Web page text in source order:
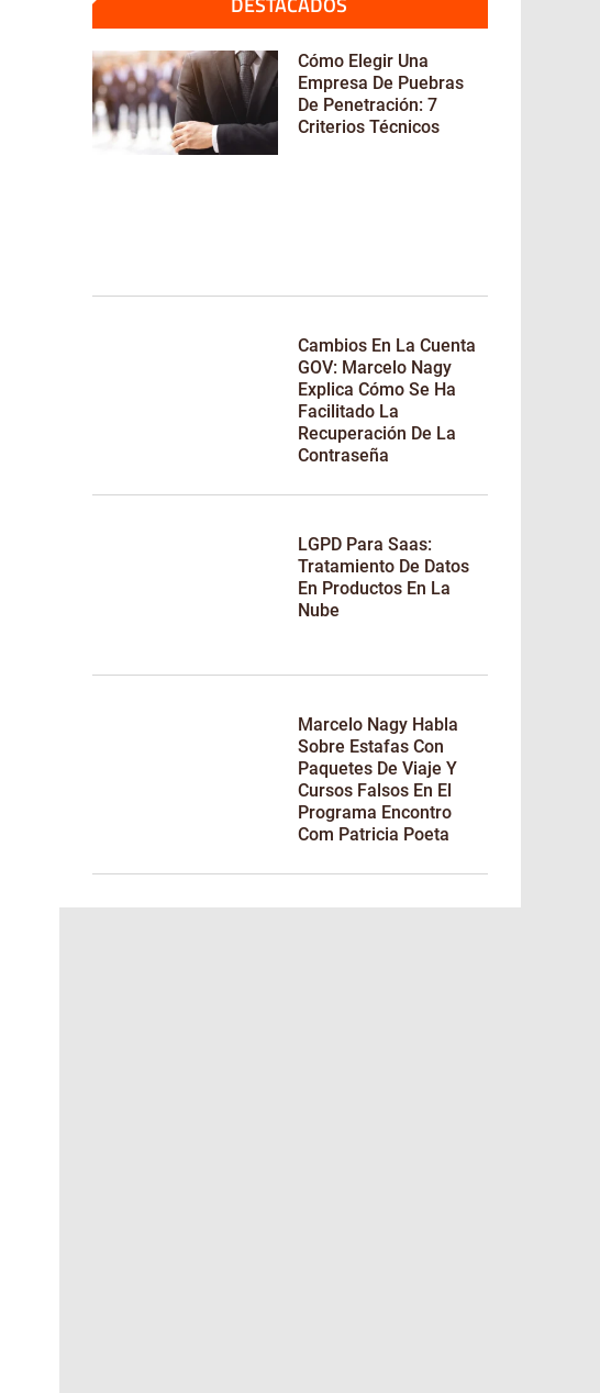
Cómo Elegir Una
Empresa De Puebras
De Penetración: 7
Criterios Técnicos
Cambios En La Cuenta
GOV: Marcelo Nagy
Explica Cómo Se Ha
Facilitado La
Recuperación De La
Contraseña
LGPD Para Saas:
Tratamiento De Datos
En Productos En La
Nube
Marcelo Nagy Habla
Sobre Estafas Con
Paquetes De Viaje Y
Cursos Falsos En El
Programa Encontro
Com Patricia Poeta